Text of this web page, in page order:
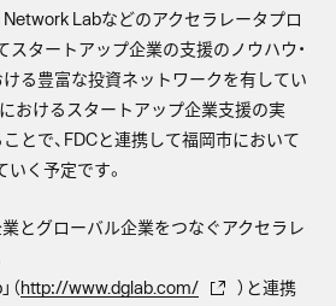
Network Labなどのアクセラレータプロ
スタートアップ企業の支援のノウハウ・
ける豊富な投資ネットワークを有してい
おけるスタートアップ企業支援の実
とで、FDCと連携して福岡市において
く予定です。
業とグローバル企業をつなぐアクセラレ
（http://www.dglab.com/
）と連携